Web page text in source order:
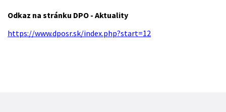
Odkaz na stránku DPO - Aktuality
https://www.dposr.sk/index.php?start=12